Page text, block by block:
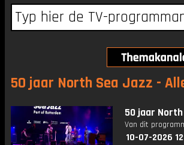
50 jaar North Sea Jazz -
50 jaar
Van dit
10-07-2026